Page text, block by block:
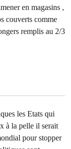
en magasins ,
couverts comme
remplis au 2/3
les Etats qui
à la pelle il serait
pour stopper